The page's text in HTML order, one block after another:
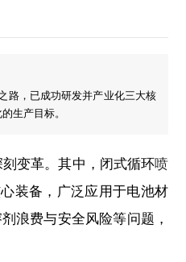
路，已成功研发并产业化三大核
生产目标。
变革。其中，闭式循环喷
装备，广泛应用于电池材
浪费与安全风险等问题，